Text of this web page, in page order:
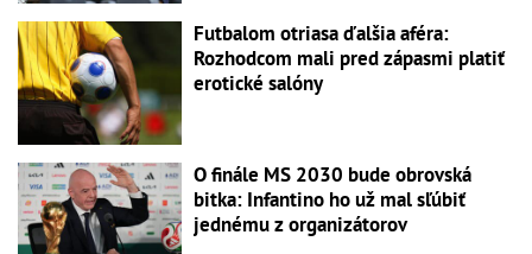
Futbalom otriasa ďalšia aféra:
Rozhodcom mali pred zápasmi platiť
erotické salóny
O finále MS 2030 bude obrovská
bitka: Infantino ho už mal sľúbiť
jednému z organizátorov